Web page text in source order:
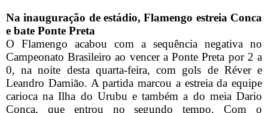
Na inauguração de estádio, Flamengo estreia Conca
e bate Ponte Preta
O Flamengo acabou com a sequência negativa no
Campeonato Brasileiro ao vencer a Ponte Preta por 2 a
0, na noite desta quarta-feira, com gols de Réver e
Leandro Damião. A partida marcou a estreia da equipe
carioca na Ilha do Urubu e também a do meia Dario
Conca, que entrou no segundo tempo. Com o